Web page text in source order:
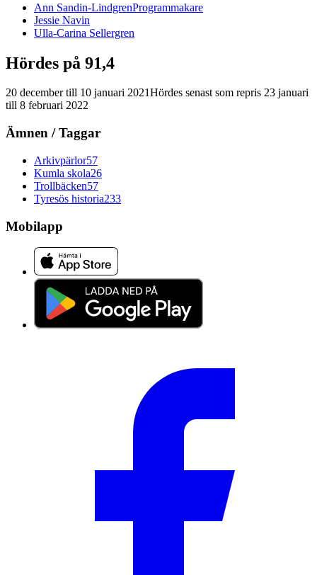
Ann Sandin-LindgrenProgrammakare
Jessie Navin
Ulla-Carina Sellergren
Hördes på 91,4
20 decembertill 10 januari 2021Hördes senast som repris 23 januari
till 8 februari 2022
Ämnen / Taggar
Arkivpärlor57
Kumla skola26
Trollbäcken57
Tyresös historia233
Mobilapp